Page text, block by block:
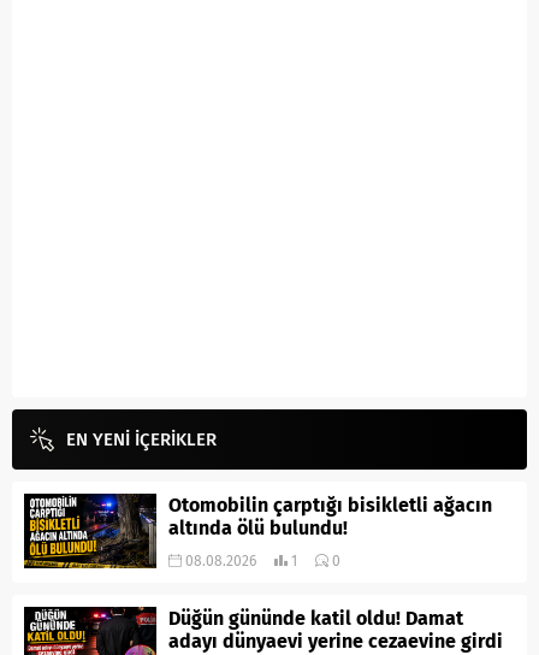
EN YENİ İÇERİKLER
Otomobilin çarptığı bisikletli ağacın
altında ölü bulundu!
08.08.2026 1 0
Düğün gününde katil oldu! Damat
adayı dünyaevi yerine cezaevine girdi